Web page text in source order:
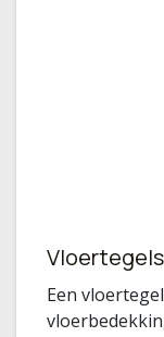
Vloertegels
Een